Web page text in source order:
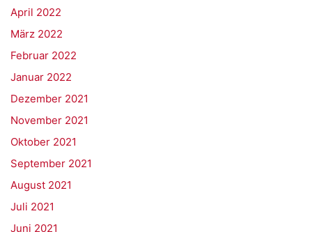
April 2022
März 2022
Februar 2022
Januar 2022
Dezember 2021
November 2021
Oktober 2021
September 2021
August 2021
Juli 2021
Juni 2021